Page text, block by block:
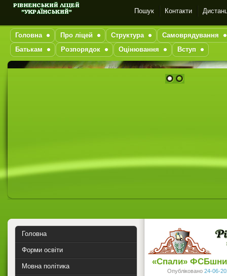
Пошук Контакти
Головна Про ліцей Структура
Самоврядування
Батькам
Розпорядок Оцінювання Вступ
«Спали»
Опубліковано 24-06-
Головна
Форми освіти
Мовна політика